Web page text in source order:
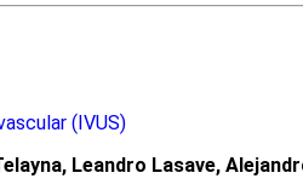
(IVUS)
Leandro Lasave,